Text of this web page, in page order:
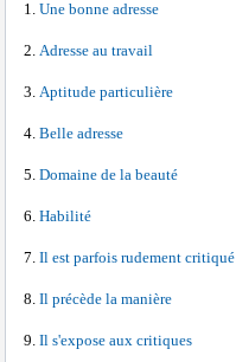
Une bonne adresse
Adresse au travail
Aptitude particulière
Belle adresse
Domaine de la beauté
Habilité
Il est parfois rudement critiqué
Il précède la manière
Il s'expose aux critiques